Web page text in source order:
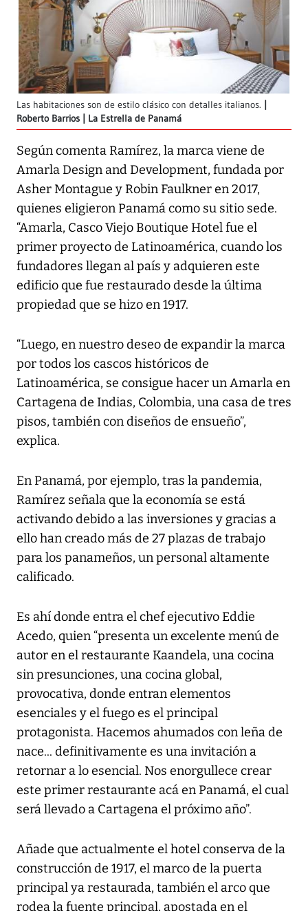
Las habitaciones son de estilo clásico con detalles italianos.
Roberto Barrios | La Estrella de Panamá
Según comenta Ramírez, la marca viene de
Amarla Design and Development, fundada por
Asher Montague y Robin Faulkner en 2017,
quienes eligieron Panamá como su sitio sede.
“Amarla, Casco Viejo Boutique Hotel fue el
primer proyecto de Latinoamérica, cuando los
fundadores llegan al país y adquieren este
edificio que fue restaurado desde la última
propiedad que se hizo en 1917.
“Luego, en nuestro deseo de expandir la marca
por todos los cascos históricos de
Latinoamérica, se consigue hacer un Amarla en
Cartagena de Indias, Colombia, una casa de tres
pisos, también con diseños de ensueño”,
explica.
En Panamá, por ejemplo, tras la pandemia,
Ramírez señala que la economía se está
activando debido a las inversiones y gracias a
ello han creado más de 27 plazas de trabajo
para los panameños, un personal altamente
calificado.
Es ahí donde entra el chef ejecutivo Eddie
Acedo, quien “presenta un excelente menú de
autor en el restaurante Kaandela, una cocina
sin presunciones, una cocina global,
provocativa, donde entran elementos
esenciales y el fuego es el principal
protagonista. Hacemos ahumados con leña de
nace... definitivamente es una invitación a
retornar a lo esencial. Nos enorgullece crear
este primer restaurante acá en Panamá, el cual
será llevado a Cartagena el próximo año”.
Añade que actualmente el hotel conserva de la
construcción de 1917, el marco de la puerta
principal ya restaurada, también el arco que
rodea la fuente principal, apostada en el